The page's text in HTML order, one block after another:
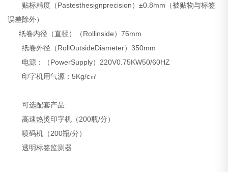
贴标精度（Pastesthesignprecision）±0.8mm（被贴物与标签
误差除外）
纸卷内径（直径）（Rollinside）76mm
纸卷外径（RollOutsideDiameter）350mm
电源：（PowerSupply）220V0.75KW50/60HZ
印字机用气源：5Kg/c㎡
可选配套产品:
高速热烫印字机（200瓶/分）
喷码机（200瓶/分）
透明标签监测器